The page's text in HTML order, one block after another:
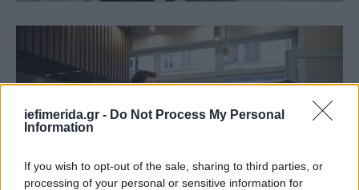
iefimerida.gr - Do Not Process My Personal
Information
If you wish to opt-out of the sale, sharing to third parties, or
processing of your personal or sensitive information for